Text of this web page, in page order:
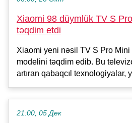
Xiaomi 98 düymlük TV S
təqdim etdi
Xiaomi yeni nəsil TV S Pro
modelini təqdim edib. Bu
artıran qabaqcıl texnologiyalar,
21:00, 05 Дек